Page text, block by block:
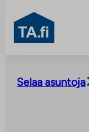
sisältöön
TA.fi
Selaa asuntoja